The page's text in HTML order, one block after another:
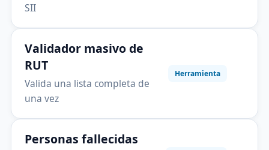
SII
Validador masivo de
RUT
Valida una lista completa de
una vez
Herramienta
Personas fallecidas